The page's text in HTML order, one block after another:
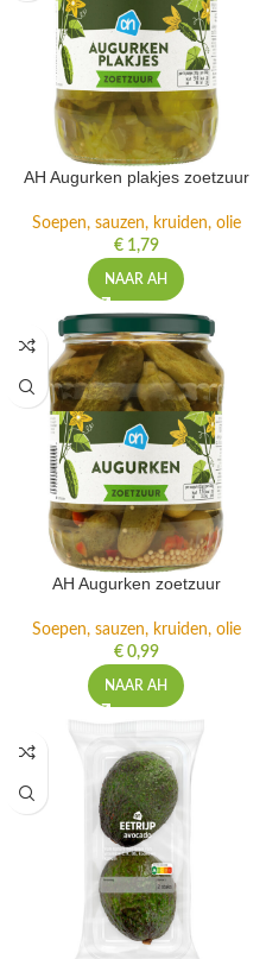
AH Augurken plakjes zoetzuur
Soepen, sauzen, kruiden, olie
€1,79
NAAR AH
AH Augurken zoetzuur
Soepen, sauzen, kruiden, olie
€0,99
NAAR AH